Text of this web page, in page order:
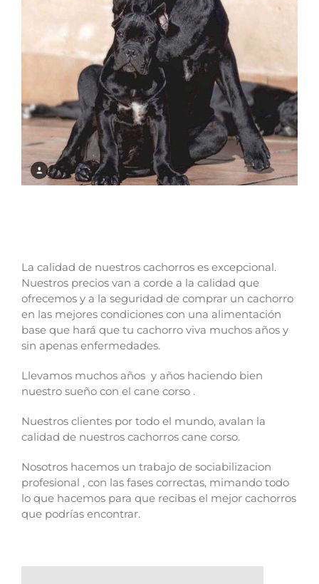
La calidad de nuestros cachorros es excepcional.
Nuestros precios van a corde a la calidad que
ofrecemos y a la seguridad de comprar un cachorro
en las mejores condiciones con una alimentación
base que hará que tu cachorro viva muchos años y
sin apenas enfermedades.
Llevamos muchos años y años haciendo bien
nuestro sueño con el cane corso .
Nuestros clientes por todo el mundo, avalan la
calidad de nuestros cachorros cane corso.
Nosotros hacemos un trabajo de sociabilizacion
profesional , con las fases correctas, mimando todo
lo que hacemos para que recibas el mejor cachorros
que podrías encontrar.